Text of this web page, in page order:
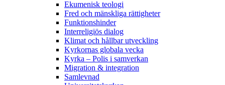
Ekumenisk teologi
Fred och mänskliga rättigheter
Funktionshinder
Interreligiös dialog
Klimat och hållbar utveckling
Kyrkornas globala vecka
Kyrka – Polis i samverkan
Migration & integration
Samlevnad